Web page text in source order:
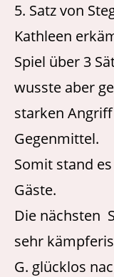
5. Satz von
Kathleen
Spiel über 3
wusste aber
starken
Gegenmittel.
Somit stand
Gäste.
Die nächsten
sehr
G. glücklos